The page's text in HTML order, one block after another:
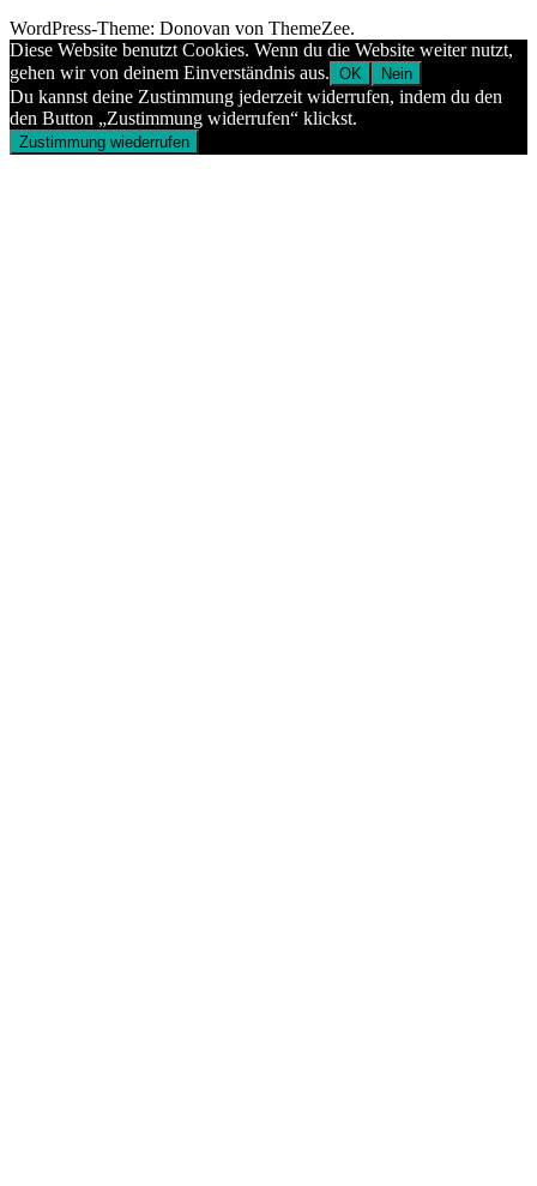
WordPress-Theme: Donovan von ThemeZee.
Diese Website benutzt Cookies. Wenn du die Website weiter nutzt,
gehen wir von deinem Einverständnis aus. OK Nein
Du kannst deine Zustimmung jederzeit widerrufen, indem du den
den Button „Zustimmung widerrufen“ klickst.
Zustimmung wiederrufen